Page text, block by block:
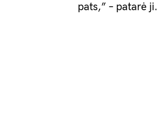
pats,” – patarė ji.